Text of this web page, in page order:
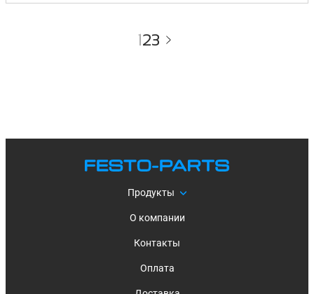
123
Продукты
О компании
Контакты
Оплата